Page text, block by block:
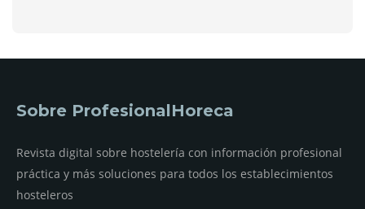
Sobre ProfesionalHoreca
Revista digital sobre hostelería con información profesional
práctica y más soluciones para todos los establecimientos
hosteleros